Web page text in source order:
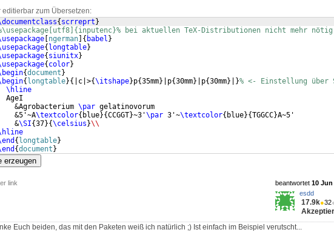
editierbar zum Übersetzen:
{ scrreprt }
bei aktuellen TeX-Distributionen nicht mehr nötig
ngerman { babel }
{ longtable}
{ siunitx}
{ color}
{document }
{ longtable}{ |c|>{\itshape}p{35mm} |p{30mm} |p{30mm} }% <- Einstellung
\hline
AgeI
&Agrobacterium
\par gelatinovorum
&5'~A
\textcolor{ blue}{CCGGT}~3'\par 3'~\textcolor{ blue}{TGGCC}A~5'
&
\SI{37}{\celsius }\\
{ longtable}
{document }
erzeugen
link beantwortet 10 Jun
esdd
17.9k●32
Euch beiden, das mit den Paketen weiß ich natürlich ;) Ist einfach im Beispiel verutscht...